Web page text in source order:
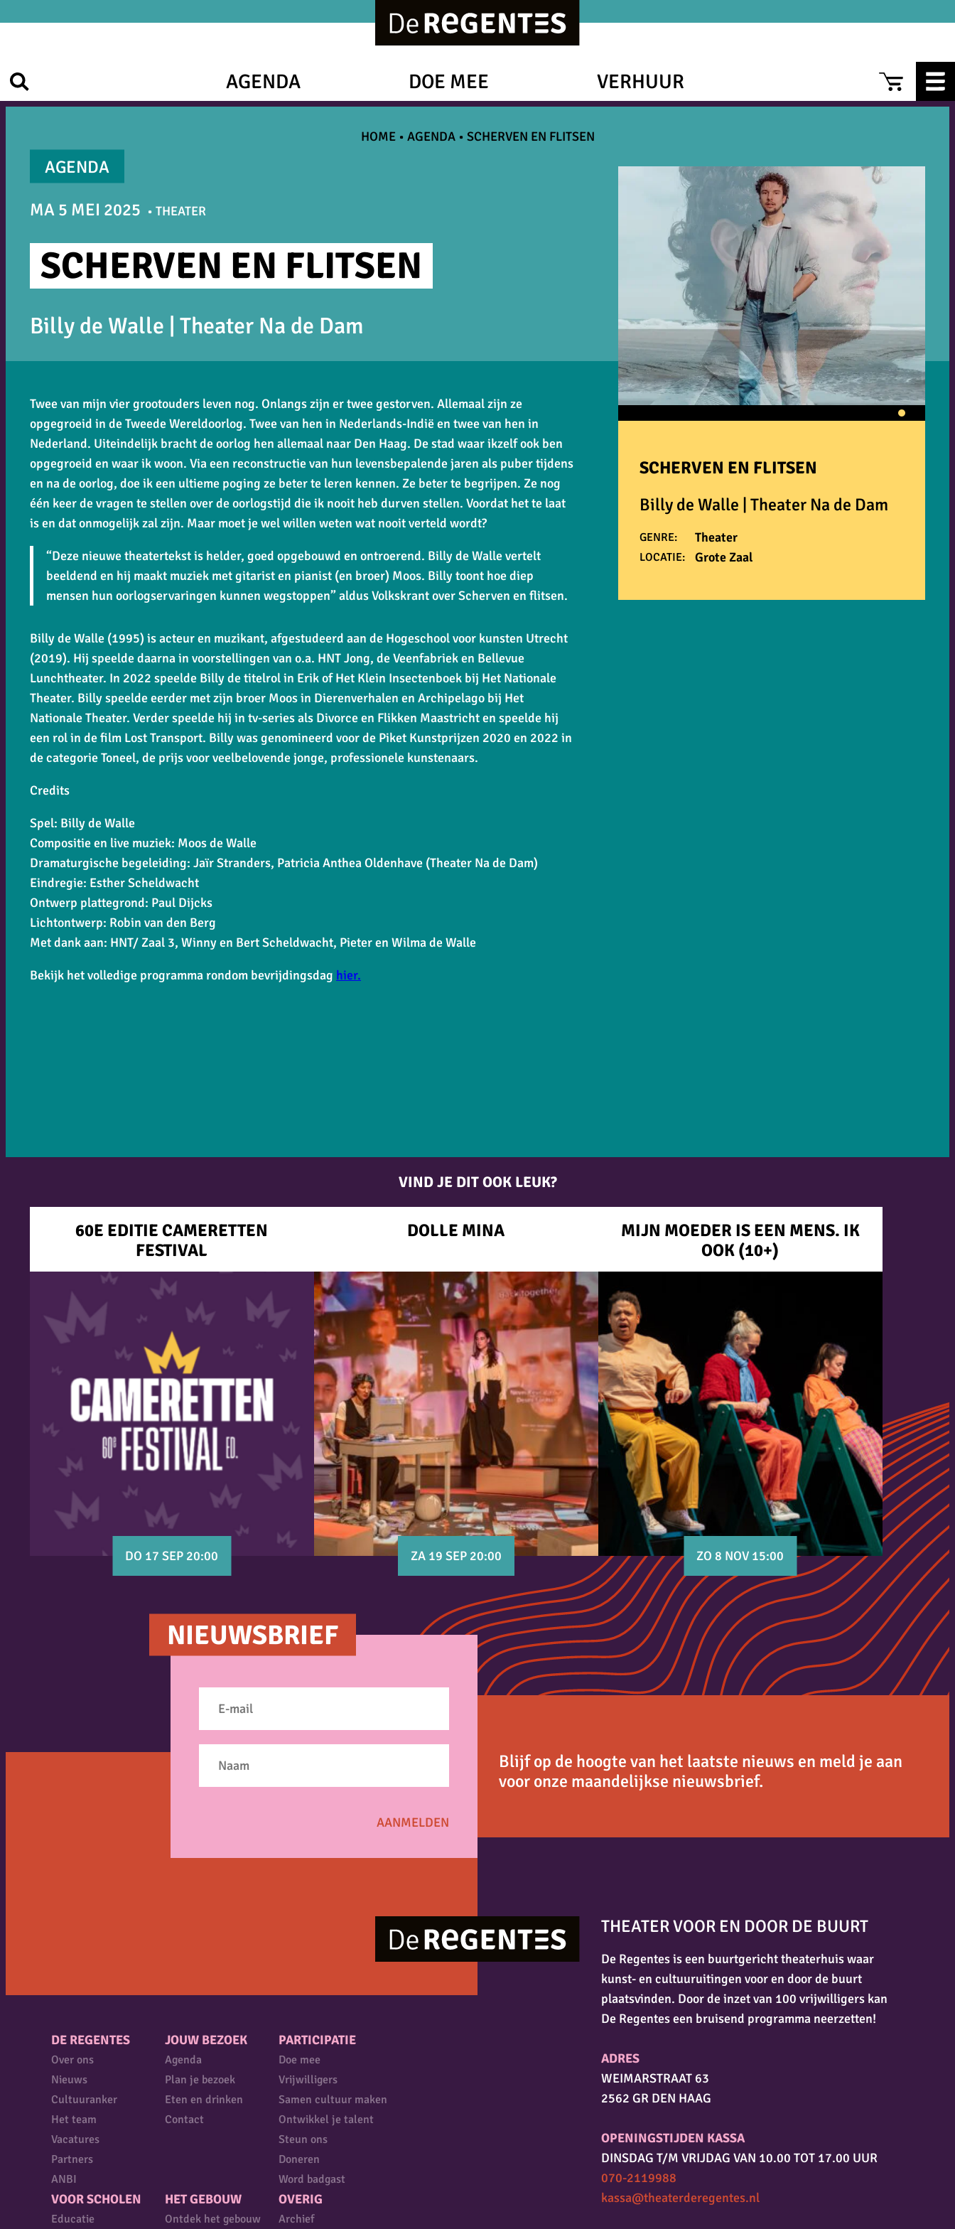
inhoud
AGENDA DOE MEE VERHUUR
HOME• AGENDA• SCHERVEN EN FLITSEN
AGENDA
MA 5 MEI 2025 THEATER
SCHERVEN EN FLITSEN
Billy de Walle | Theater Na de Dam
Twee van mijn vier grootouders leven nog. Onlangs zijn er twee gestorven. Allemaal zijn ze
opgegroeid in de Tweede Wereldoorlog. Twee van hen in Nederlands-Indië en twee van hen in
Nederland. Uiteindelijk bracht de oorlog hen allemaal naar Den Haag. De stad waar ikzelf ook ben
opgegroeid en waar ik woon. Via een reconstructie van hun levensbepalende jaren als puber tijdens
en na de oorlog, doe ik een ultieme poging ze beter te leren kennen. Ze beter te begrijpen. Ze nog
één keer de vragen te stellen over de oorlogstijd die ik nooit heb durven stellen. Voordat het te laat
is en dat onmogelijk zal zijn. Maar moet je wel willen weten wat nooit verteld wordt?
“Deze nieuwe theatertekst is helder, goed opgebouwd en ontroerend. Billy de Walle vertelt
beeldend en hij maakt muziek met gitarist en pianist (en broer) Moos. Billy toont hoe diep
mensen hun oorlogservaringen kunnen wegstoppen” aldus Volkskrant over Scherven en flitsen.
Billy de Walle (1995) is acteur en muzikant, afgestudeerd aan de Hogeschool voor kunsten Utrecht
(2019). Hij speelde daarna in voorstellingen van o.a. HNT Jong, de Veenfabriek en Bellevue
Lunchtheater. In 2022 speelde Billy de titelrol in Erik of Het Klein Insectenboek bij Het Nationale
Theater. Billy speelde eerder met zijn broer Moos in Dierenverhalen en Archipelago bij Het
Nationale Theater. Verder speelde hij in tv-series als Divorceen Flikken Maastrichten speelde hij
een rol in de film Lost Transport. Billy was genomineerd voor de Piket Kunstprijzen 2020 en 2022 in
de categorie Toneel, de prijs voor veelbelovende jonge, professionele kunstenaars.
Credits
Spel: Billy de Walle
Compositie en live muziek: Moos de Walle
Dramaturgische begeleiding: Jaïr Stranders, Patricia Anthea Oldenhave (Theater Na de Dam)
Eindregie: Esther Scheldwacht
Ontwerp plattegrond: Paul Dijcks
Lichtontwerp: Robin van den Berg
Met dank aan: HNT/ Zaal 3, Winny en Bert Scheldwacht, Pieter en Wilma de Walle
Bekijk het volledige programma rondom bevrijdingsdag hier.
SCHERVEN EN FLITSEN
Billy de Walle | Theater Na de Dam
GENRE: Theater
LOCATIE: Grote Zaal
VIND JE DIT OOK LEUK?
60E EDITIE CAMERETTEN
FESTIVAL
DO 17 SEP 20:00
DOLLE MINA
ZA 19 SEP 20:00
MIJN MOEDER IS EEN MENS. IK
OOK (10+)
ZO 8 NOV 15:00
NIEUWSBRIEF
Blijf op de hoogte van het laatste nieuws en meld je aan
voor onze maandelijkse nieuwsbrief.
DE REGENTES
Over ons
Nieuws
Cultuuranker
Het team
Vacatures
Partners
ANBI
JOUW BEZOEK
Agenda
Plan je bezoek
Eten en drinken
Contact
PARTICIPATIE
Doe mee
Vrijwilligers
Samen cultuur maken
Ontwikkel je talent
Steun ons
Doneren
Word badgast
VOOR SCHOLEN
Educatie
HET GEBOUW
Ontdek het gebouw
OVERIG
Archief
THEATER VOOR EN DOOR DE BUURT
De Regentes is een buurtgericht theaterhuis waar
kunst- en cultuuruitingen voor en door de buurt
plaatsvinden. Door de inzet van 100 vrijwilligers kan
De Regentes een bruisend programma neerzetten!
ADRES
WEIMARSTRAAT 63
2562 GR DEN HAAG
OPENINGSTIJDEN KASSA
DINSDAG T/M VRIJDAG VAN 10.00 TOT 17.00 UUR
070-2119988
kassa@theaterderegentes.nl